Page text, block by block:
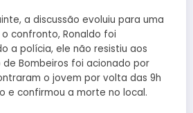
a discussão evoluiu para uma
confronto, Ronaldo foi
a polícia, ele não resistiu aos
Bombeiros foi acionado por
o jovem por volta das 9h
e confirmou a morte no local.